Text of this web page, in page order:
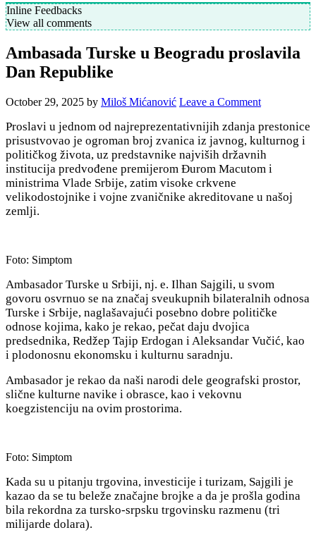
Inline Feedbacks
View all comments
Ambasada Turske u Beogradu proslavila
Dan Republike
October 29, 2025 by Miloš Mićanović Leave a Comment
Proslavi u jednom od najreprezentativnijih zdanja prestonice
prisustvovao je ogroman broj zvanica iz javnog, kulturnog i
političkog života, uz predstavnike najviših državnih
institucija predvođene premijerom Đurom Macutom i
ministrima Vlade Srbije, zatim visoke crkvene
velikodostojnike i vojne zvaničnike akreditovane u našoj
zemlji.
Foto: Simptom
Ambasador Turske u Srbiji, nj. e. Ilhan Sajgili, u svom
govoru osvrnuo se na značaj sveukupnih bilateralnih odnosa
Turske i Srbije, naglašavajući posebno dobre političke
odnose kojima, kako je rekao, pečat daju dvojica
predsednika, Redžep Tajip Erdogan i Aleksandar Vučić, kao
i plodonosnu ekonomsku i kulturnu saradnju.
Ambasador je rekao da naši narodi dele geografski prostor,
slične kulturne navike i obrasce, kao i vekovnu
koegzistenciju na ovim prostorima.
Foto: Simptom
Kada su u pitanju trgovina, investicije i turizam, Sajgili je
kazao da se tu beleže značajne brojke a da je prošla godina
bila rekordna za tursko-srpsku trgovinsku razmenu (tri
milijarde dolara).